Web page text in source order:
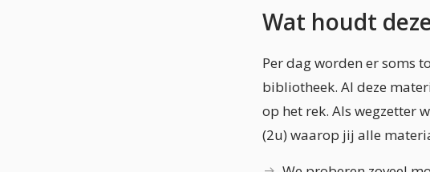
Wat houdt
Per dag worden er soms
bibliotheek. Al deze
op het rek. Als wegzetter
(2u) waarop jij alle